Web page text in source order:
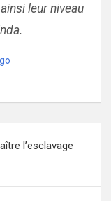
leur niveau
l’esclavage